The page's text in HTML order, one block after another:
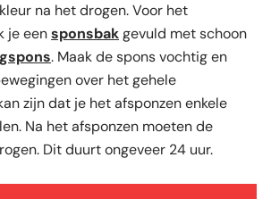
na het drogen. Voor het
je eensponsbakgevuld met schoon
. Maak de spons vochtig en
over het gehele
zijn dat je het afsponzen enkele
Na het afsponzen moeten de
Dit duurt ongeveer 24 uur.